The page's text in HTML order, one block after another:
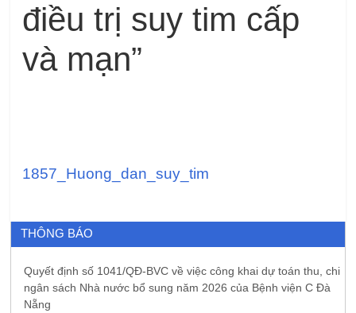
điều trị suy tim cấp
và mạn”
1857_Huong_dan_suy_tim
THÔNG BÁO
Quyết định số 1041/QĐ-BVC về việc công khai dự toán thu, chi
ngân sách Nhà nước bổ sung năm 2026 của Bệnh viện C Đà
Nẵng